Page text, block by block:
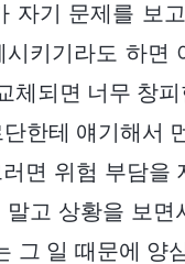
자기 문제를 보
키기라도 하면
체되면 너무 창
한테 얘기해서
면 위험 부담을
고 상황을 보면
그 일 때문에 양